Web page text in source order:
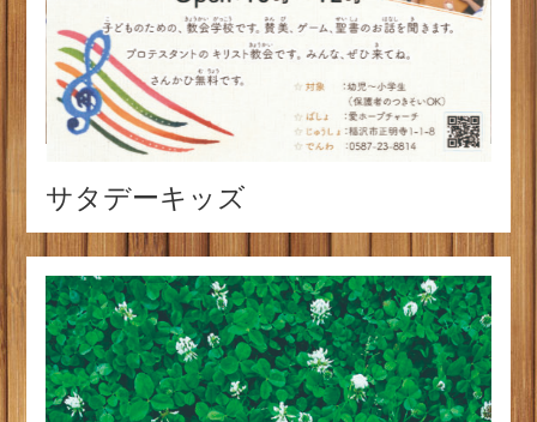
サタデーキッズ